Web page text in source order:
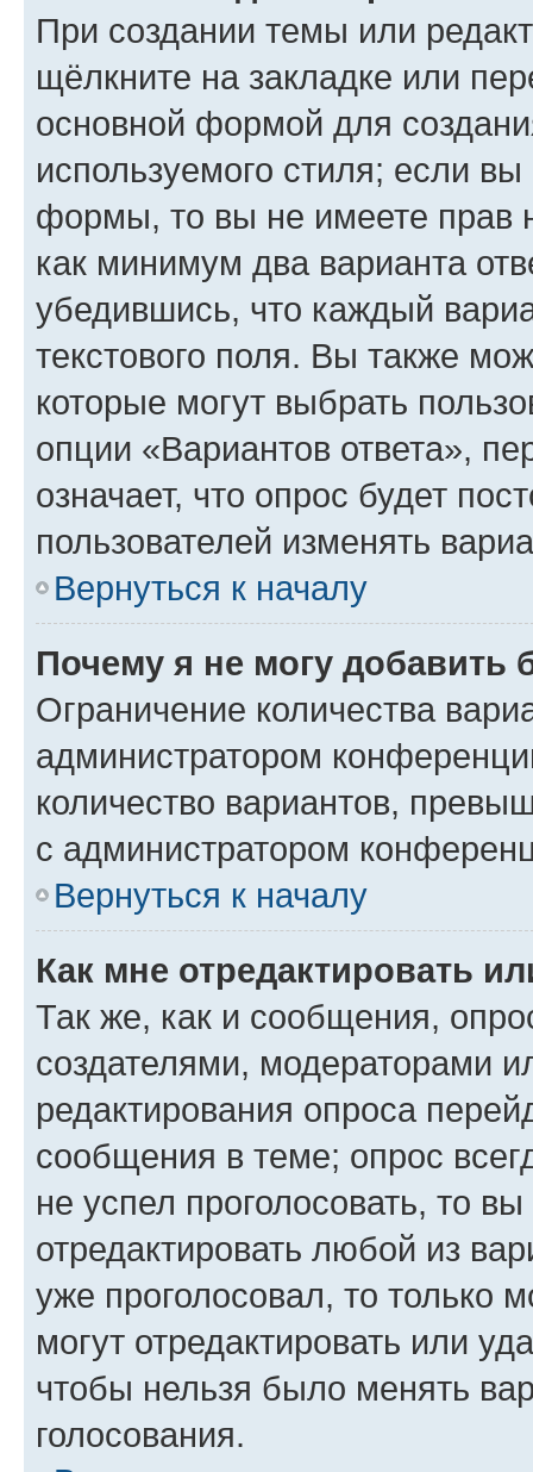
При создании темы или
щёлкните на закладке или
основной формой для
используемого стиля; если
формы, то вы не имеете прав
как минимум два варианта
убедившись, что каждый
текстового поля. Вы также
которые могут выбрать
опции «Вариантов ответа»,
означает, что опрос будет
пользователей изменять
Вернуться к началу
Почему я не могу добавить
Ограничение количества
администратором
количество вариантов,
с администратором
Вернуться к началу
Как мне отредактировать
Так же, как и сообщения,
создателями, модераторами
редактирования опроса
сообщения в теме; опрос
не успел проголосовать, то
отредактировать любой из
уже проголосовал, то только
могут отредактировать или
чтобы нельзя было менять
голосования.